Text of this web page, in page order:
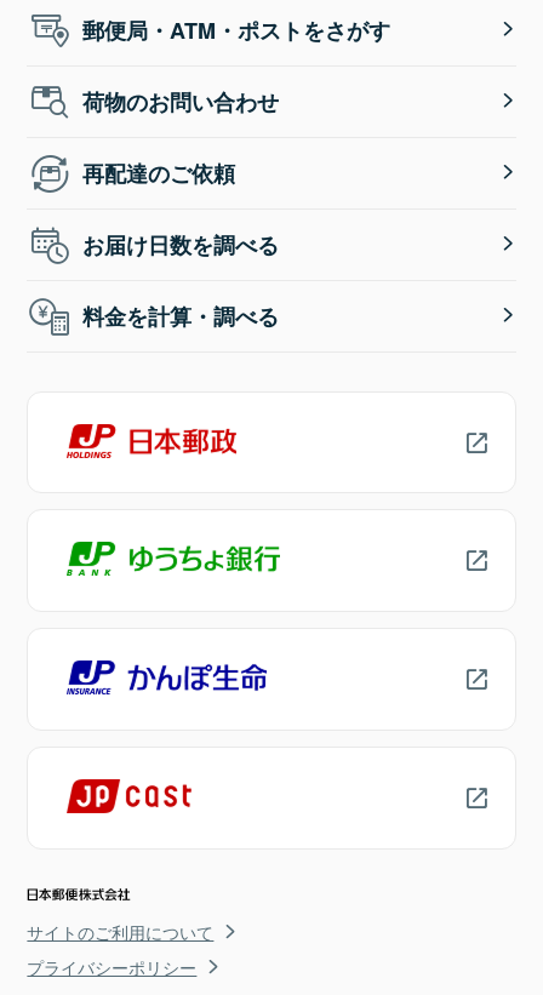
郵便局・ATM・ポストをさがす
荷物のお問い合わせ
再配達のご依頼
お届け日数を調べる
料金を計算・調べる
サイトのご利用について
プライバシーポリシー